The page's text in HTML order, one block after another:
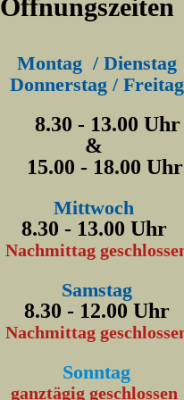
Öffnungszeiten
Montag / Dienstag
Donnerstag / Freitag
8.30 - 13.00 Uhr
&
15.00 - 18.00 Uhr
Mittwoch
8.30 - 13.00 Uhr
Nachmittag
Samstag
8.30 - 12.00 Uhr
Nachmittag
Sonntag
ganztägig geschlossen